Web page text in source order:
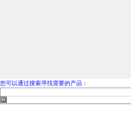
您可以通过搜索寻找需要的产品：